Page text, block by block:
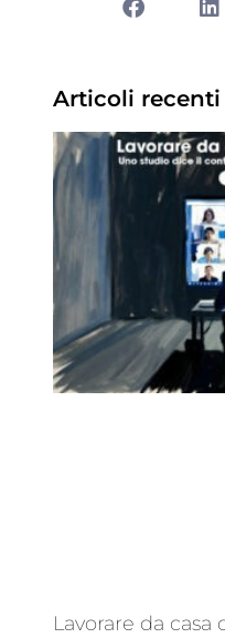
Articoli recenti
Lavorare da